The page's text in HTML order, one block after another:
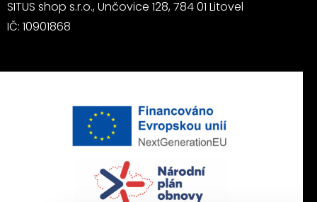
SITUS shop s.r.o., Unčovice 128, 784 01 Litovel
IČ: 10901868